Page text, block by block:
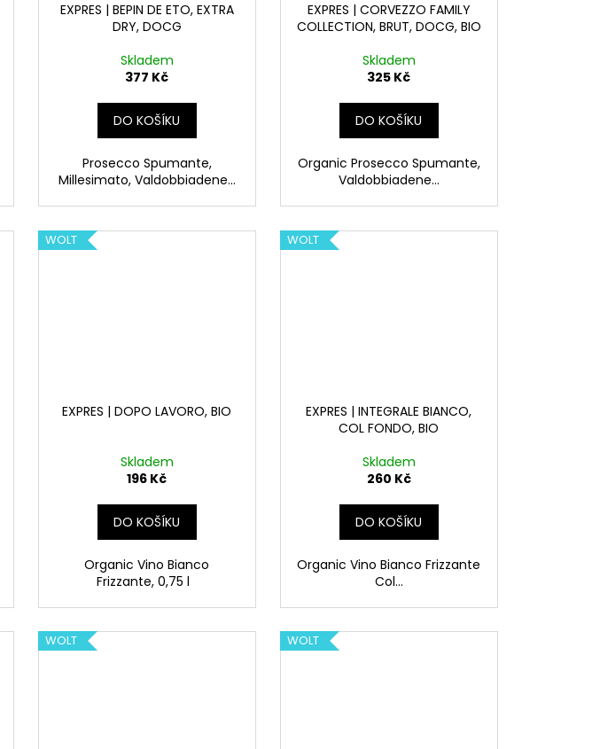
EXPRES | BEPIN DE ETO, EXTRA
DRY, DOCG
Skladem
377 Kč
DO KOŠÍKU
Prosecco Spumante,
Millesimato, Valdobbiadene...
EXPRES | CORVEZZO FAMILY
COLLECTION, BRUT, DOCG, BIO
Skladem
325 Kč
DO KOŠÍKU
Organic Prosecco Spumante,
Valdobbiadene...
WOLT
EXPRES | DOPO LAVORO, BIO
Skladem
196 Kč
DO KOŠÍKU
Organic Vino Bianco
Frizzante, 0,75 l
WOLT
EXPRES | INTEGRALE BIANCO,
COL FONDO, BIO
Skladem
260 Kč
DO KOŠÍKU
Organic Vino Bianco Frizzante
Col...
WOLT WOLT